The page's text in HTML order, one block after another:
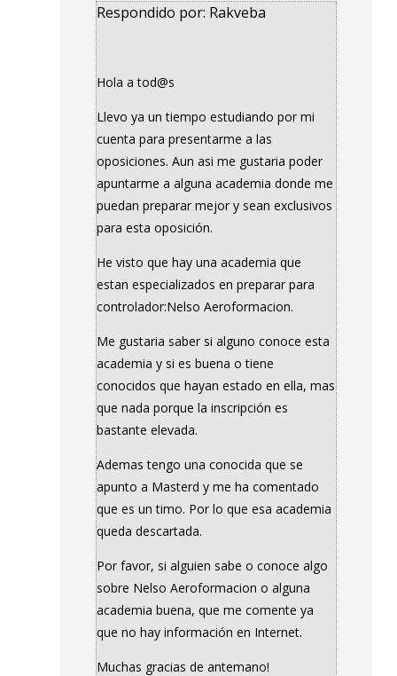
Respondido por: Rakveba
Hola a tod@s
Llevo ya un tiempo estudiando por mi
cuenta para presentarme a las
oposiciones. Aun asi me gustaria poder
apuntarme a alguna academia donde me
puedan preparar mejor y sean exclusivos
para esta oposición.
He visto que hay una academia que
estan especializados en preparar para
controlador:Nelso Aeroformacion.
Me gustaria saber si alguno conoce esta
academia y si es buena o tiene
conocidos que hayan estado en ella, mas
que nada porque la inscripción es
bastante elevada.
Ademas tengo una conocida que se
apunto a Masterd y me ha comentado
que es un timo. Por lo que esa academia
queda descartada.
Por favor, si alguien sabe o conoce algo
sobre Nelso Aeroformacion o alguna
academia buena, que me comente ya
que no hay información en Internet.
Muchas gracias de antemano!